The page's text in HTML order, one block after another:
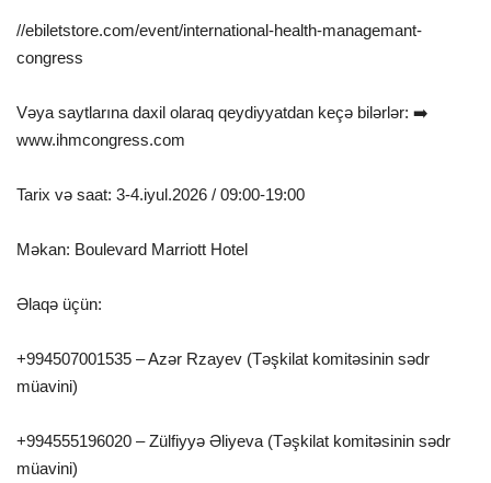
//ebiletstore.com/event/international-health-managemant-
congress
Vəya saytlarına daxil olaraq qeydiyyatdan keçə bilərlər: ➡️
www.ihmcongress.com
Tarix və saat: 3-4.iyul.2026 / 09:00-19:00
Məkan: Boulevard Marriott Hotel
Əlaqə üçün:
+994507001535 – Azər Rzayev (Təşkilat komitəsinin sədr
müavini)
+994555196020 – Zülfiyyə Əliyeva (Təşkilat komitəsinin sədr
müavini)